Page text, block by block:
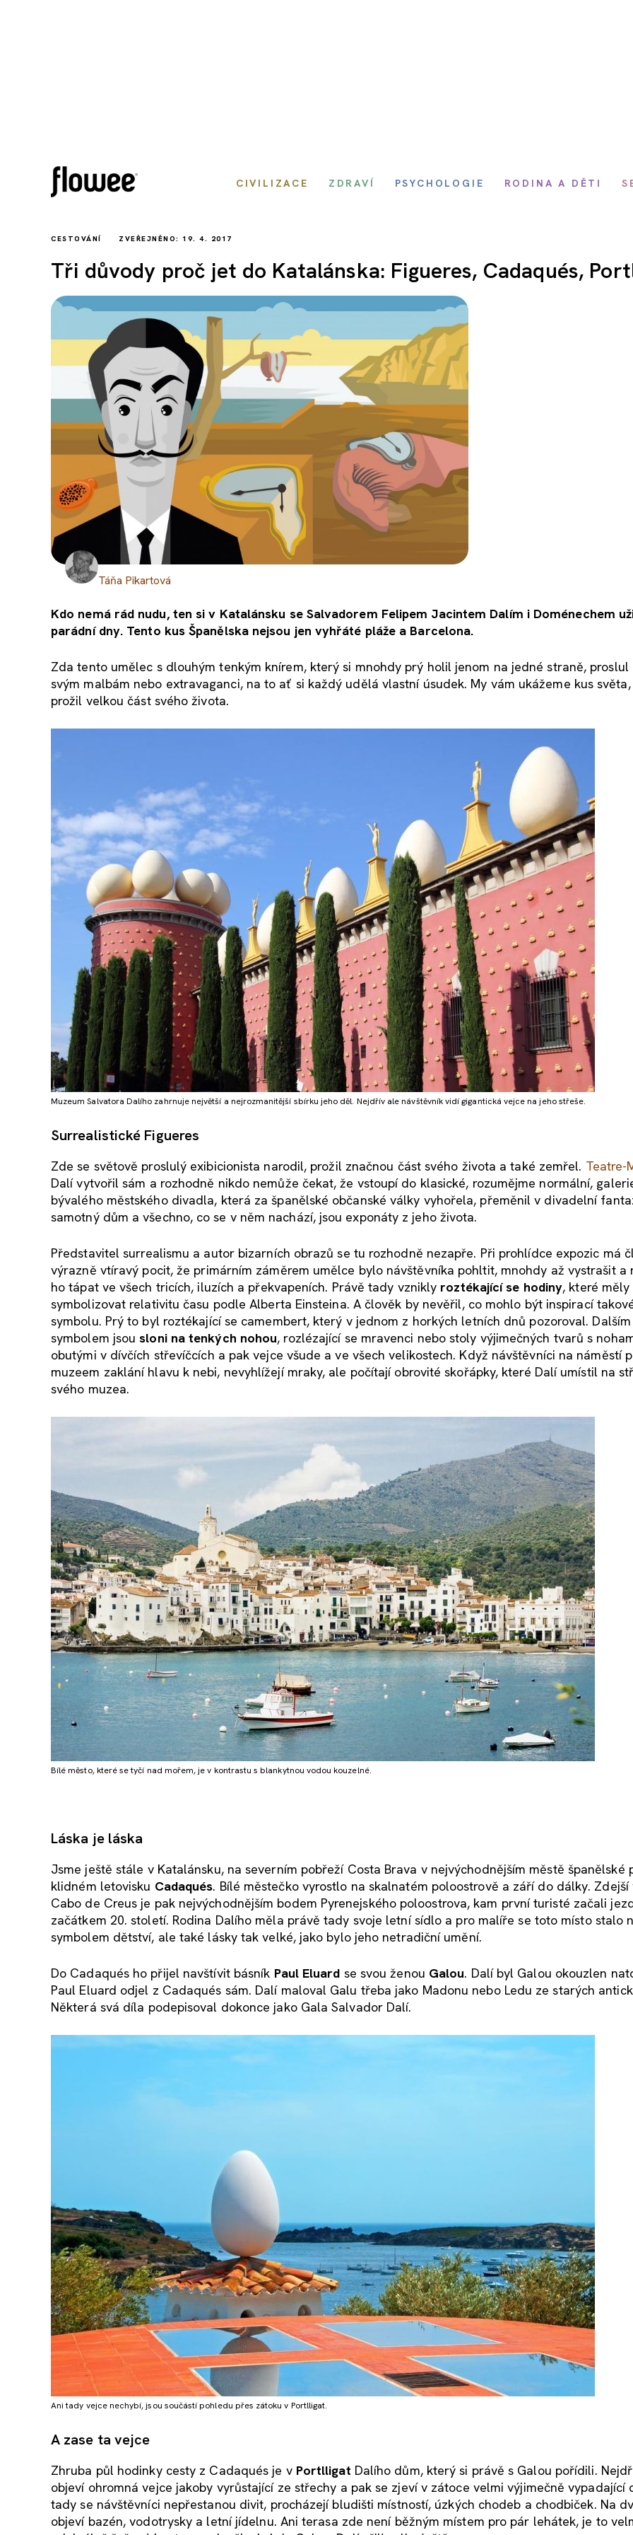
CIVILIZACE ZDRAVÍ PSYCHOLOGIE RODINA A DĚTI
CESTOVÁNÍ ZVEŘEJNĚNO: 19. 4. 2017
Tři důvody proč jet do Katalánska: Figueres, Cadaqués,
Táňa Pikartová
Kdo nemá rád nudu, ten si v Katalánsku se Salvadorem Felipem Jacintem Dalím i Doménechem
parádní dny. Tento kus Španělska nejsou jen vyhřáté pláže a Barcelona.
Zda tento umělec s dlouhým tenkým knírem, který si mnohdy prý holil jenom na jedné straně, proslul
svým malbám nebo extravaganci, na to ať si každý udělá vlastní úsudek. My vám ukážeme kus
prožil velkou část svého života.
Muzeum Salvatora Dalího zahrnuje největší a nejrozmanitější sbírku jeho děl. Nejdřív ale návštěvník vidí gigantická vejce na jeho střeše.
Surrealistické Figueres
Zde se světově proslulý exibicionista narodil, prožil značnou část svého života a také zemřel. Teatre-
Dalí vytvořil sám a rozhodně nikdo nemůže čekat, že vstoupí do klasické, rozumějme normální,
bývalého městského divadla, která za španělské občanské války vyhořela, přeměnil v divadelní
samotný dům a všechno, co se v něm nachází, jsou exponáty z jeho života.
Představitel surrealismu a autor bizarních obrazů se tu rozhodně nezapře. Při prohlídce expozic má
výrazně vtíravý pocit, že primárním záměrem umělce bylo návštěvníka pohltit, mnohdy až vystrašit a
ho tápat ve všech tricích, iluzích a překvapeních. Právě tady vznikly roztékající se hodiny, které měly
symbolizovat relativitu času podle Alberta Einsteina. A člověk by nevěřil, co mohlo být inspirací
symbolu. Prý to byl roztékající se camembert, který v jednom z horkých letních dnů pozoroval. Dalším
symbolem jsousloni na tenkých nohou, rozlézající se mravenci nebo stoly výjimečných tvarů s
obutými v dívčích střevíčcích a pak vejce všude a ve všech velikostech. Když návštěvníci na náměstí
muzeem zaklání hlavu k nebi, nevyhlížejí mraky, ale počítají obrovité skořápky, které Dalí umístil na
svého muzea.
Bílé město, které se tyčí nad mořem, je v kontrastu s blankytnou vodou kouzelné.
Láska je láska
Jsme ještě stále v Katalánsku, na severním pobřeží Costa Brava v nejvýchodnějším městě španělské
klidném letovisku Cadaqués. Bílé městečko vyrostlo na skalnatém poloostrově a září do dálky. Zdejší
Cabo de Creus je pak nejvýchodnějším bodem Pyrenejského poloostrova, kam první turisté začali
začátkem 20. století. Rodina Dalího měla právě tady svoje letní sídlo a pro malíře se toto místo stalo
symbolem dětství, ale také lásky tak velké, jako bylo jeho netradiční umění.
Do Cadaqués ho přijel navštívit básník Paul Eluard se svou ženou Galou. Dalí byl Galou okouzlen
Paul Eluard odjel z Cadaqués sám. Dalí maloval Galu třeba jako Madonu nebo Ledu ze starých
Některá svá díla podepisoval dokonce jako Gala Salvador Dalí.
Ani tady vejce nechybí, jsou součástí pohledu přes zátoku v Portlligat.
A zase ta vejce
Zhruba půl hodinky cesty z Cadaqués je v Portlligat Dalího dům, který si právě s Galou pořídili.
objeví ohromná vejce jakoby vyrůstající ze střechy a pak se zjeví v zátoce velmi výjimečně vypadající
tady se návštěvníci nepřestanou divit, procházejí bludišti místností, úzkých chodeb a chodbiček. Na
objeví bazén, vodotrysky a letní jídelnu. Ani terasa zde není běžným místem pro pár lehátek, je to